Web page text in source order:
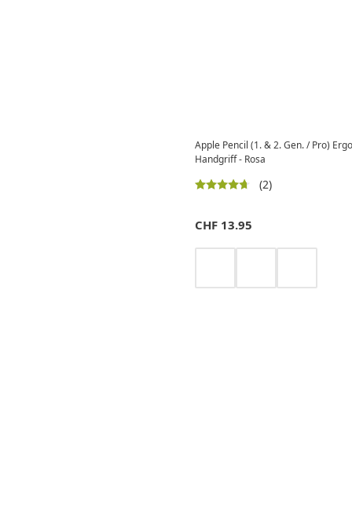
Apple Pencil (1. & 2. Gen. / Pro)
Handgriff - Rosa
(2)
CHF 13.95